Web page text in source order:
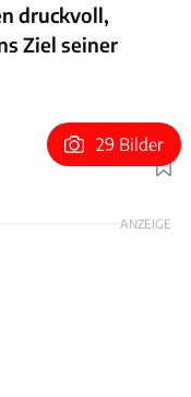
druckvoll,
Ziel seiner
Foto: Achim Hartmann
29 Bilder
ANZEIGE